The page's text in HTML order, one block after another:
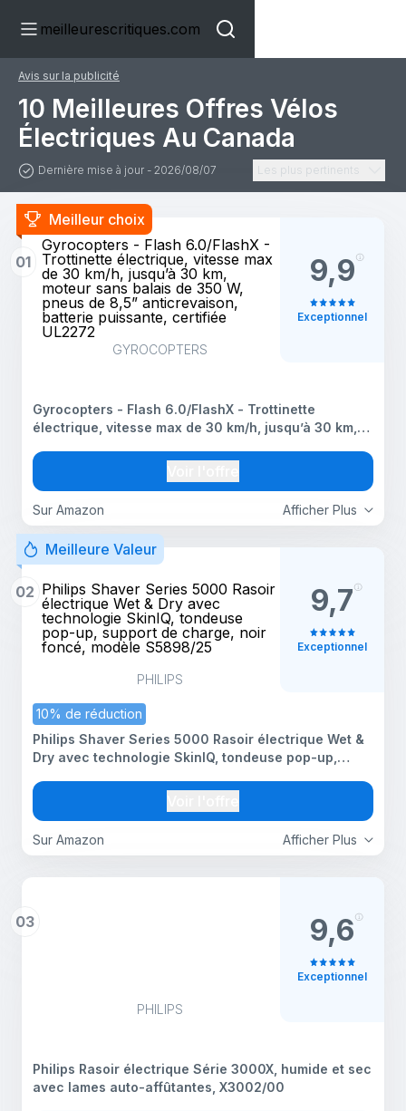
meilleurescritiques.com
Avis sur la publicité
10 Meilleures Offres Vélos
Électriques Au Canada
Dernière mise à jour - 2026/08/07 Les plus pertinents
Meilleur choix
01
Gyrocopters - Flash 6.0/FlashX -
Trottinette électrique, vitesse max
de 30 km/h, jusqu’à 30 km,
moteur sans balais de 350 W,
pneus de 8,5” anticrevaison,
batterie puissante, certifiée
UL2272
GYROCOPTERS
Afficher Plus
Sur Amazon
Gyrocopters - Flash 6.0/FlashX - Trottinette
électrique, vitesse max de 30 km/h, jusqu’à 30 km,
anticrevaison, batterie puissante, certifiée UL2272
9,9
Exceptionnel
Meilleure Valeur
02 Philips Shaver Series 5000 Rasoir
électrique Wet & Dry avec
technologie SkinIQ, tondeuse
pop-up, support de charge, noir
foncé, modèle S5898/25
PHILIPS
10% de réduction
Afficher Plus
Sur Amazon
Philips Shaver Series 5000 Rasoir électrique Wet &
Dry avec technologie SkinIQ, tondeuse pop-up,
9,7
Exceptionnel
03
PHILIPS
Philips Rasoir électrique Série 3000X, humide et sec
avec lames auto-affûtantes, X3002/00
9,6
Exceptionnel